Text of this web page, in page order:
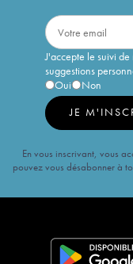
J'accepte le suivi
suggestions
Oui
Non
JE
En vous inscrivant, vous
pouvez vous désabonner à